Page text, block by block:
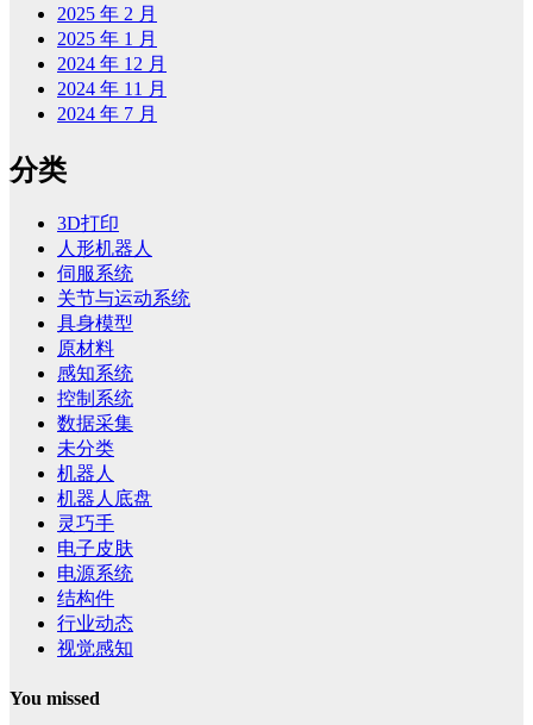
2025 年 2 月
2025 年 1 月
2024 年 12 月
2024 年 11 月
2024 年 7 月
分类
3D打印
人形机器人
伺服系统
关节与运动系统
具身模型
原材料
感知系统
控制系统
数据采集
未分类
机器人
机器人底盘
灵巧手
电子皮肤
电源系统
结构件
行业动态
视觉感知
You missed